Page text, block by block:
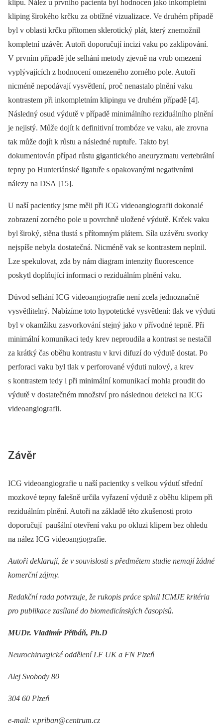
klipu. Nález u prvního pacienta byl hodnocen jako inkompletní
kliping širokého krčku za obtížné vizualizace. Ve druhém případě
byl v oblasti krčku přítomen sklerotický plát, který znemožnil
kompletní uzávěr. Autoři doporučují incizi vaku po zaklipování.
V prvním případě jde selhání metody zjevně na vrub omezení
vyplývajících z hodnocení omezeného zorného pole. Autoři
nicméně nepodávají vysvětlení, proč nenastalo plnění vaku
kontrastem při inkompletním klipingu ve druhém případě [4].
Následný osud výdutě v případě minimálního reziduálního plnění
je nejistý. Může dojít k definitivní trombóze ve vaku, ale zrovna
tak může dojít k růstu a následné ruptuře. Takto byl
dokumentován případ růstu gigantického aneuryzmatu vertebrální
tepny po Hunteriánské ligatuře s opakovanými negativními
nálezy na DSA [15].
U naší pacientky jsme měli při ICG videoangiografii dokonalé
zobrazení zorného pole u povrchně uložené výdutě. Krček vaku
byl široký, stěna tlustá s přítomným plátem. Síla uzávěru svorky
nejspíše nebyla dostatečná. Nicméně vak se kontrastem neplnil.
Lze spekulovat, zda by nám diagram intenzity fluorescence
poskytl doplňující informaci o reziduálním plnění vaku.
Důvod selhání ICG videoangiografie není zcela jednoznačně
vysvětlitelný. Nabízíme toto hypotetické vysvětlení: tlak ve výduti
byl v okamžiku zasvorkování stejný jako v přívodné tepně. Při
minimální komunikaci tedy krev neproudila a kontrast se nestačil
za krátký čas oběhu kontrastu v krvi difuzí do výdutě dostat. Po
perforaci vaku byl tlak v perforované výduti nulový, a krev
s kontrastem tedy i při minimální komunikací mohla proudit do
výdutě v dostatečném množství pro následnou detekci na ICG
videoangiografii.
Závěr
ICG videoangiografie u naší pacientky s velkou výdutí střední
mozkové tepny falešně určila vyřazení výdutě z oběhu klipem při
reziduálním plnění. Autoři na základě této zkušenosti proto
doporučují paušální otevření vaku po okluzi klipem bez ohledu
na nález ICG videoangiografie.
Autoři deklarují, že v souvislosti s předmětem studie nemají žádné
komerční zájmy.
Redakční rada potvrzuje, že rukopis práce splnil ICMJE kritéria
pro publikace zasílané do biomedicínských časopisů.
MUDr. Vladimír Přibáň, Ph.D
Neurochirurgické oddělení LF UK a FN Plzeň
Alej Svobody 80
304 60 Plzeň
e-mail: v.priban@centrum.cz